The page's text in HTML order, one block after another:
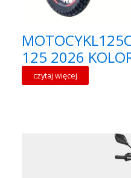
125 2026
czytaj więcej